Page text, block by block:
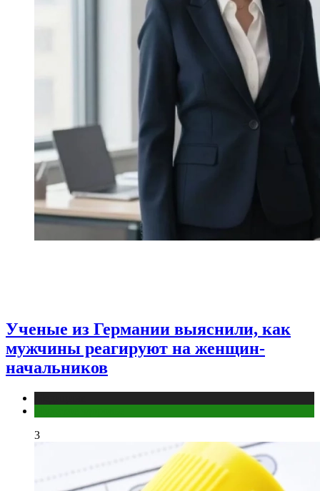
Ученые из Германии выяснили, как
мужчины реагируют на женщин-
начальников
3